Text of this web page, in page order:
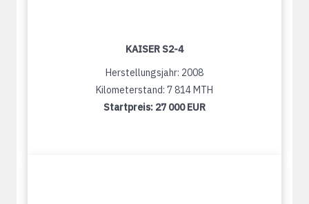
KAISER S2-4
Herstellungsjahr: 2008
Kilometerstand: 7 814 MTH
Startpreis: 27 000 EUR